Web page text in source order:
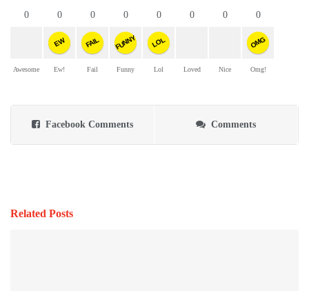
0
Awesome
0
EW
Ew!
0
FAIL
Fail
0
FUNNY
Funny
0
LOL
Lol
0
Loved
0
Nice
0
OMG
Omg!
Facebook Comments Comments
Related Posts